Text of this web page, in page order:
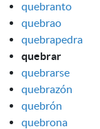
quebranto
quebrao
quebrapedra
quebrar
quebrarse
quebrazón
quebrón
quebrona